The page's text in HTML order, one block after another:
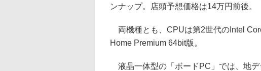
ンナップ。店頭予想価格は14万円前後。
両機種とも、CPUは第2世代のIntel
Home Premium 64bit版。
液晶一体型の「ボードPC」では、地デ